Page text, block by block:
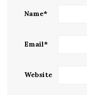
Name*
Email*
Website